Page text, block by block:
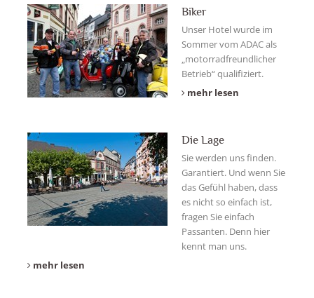
Biker
Unser Hotel wurde im
Sommer vom ADAC als
„motorradfreundlicher
Betrieb“ qualifiziert.
mehr lesen
Die Lage
Sie werden uns finden.
Garantiert. Und wenn Sie
das Gefühl haben, dass
es nicht so einfach ist,
fragen Sie einfach
Passanten. Denn hier
kennt man uns.
mehr lesen